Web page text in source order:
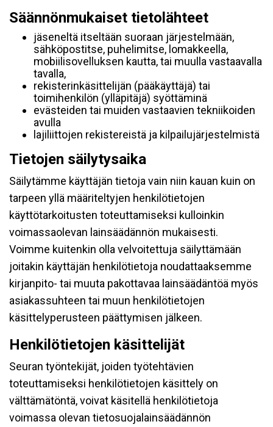
Säännönmukaiset tietolähteet
jäseneltä itseltään suoraan järjestelmään,
sähköpostitse, puhelimitse, lomakkeella,
mobiilisovelluksen kautta, tai muulla vastaavalla
tavalla,
rekisterinkäsittelijän (pääkäyttäjä) tai
toimihenkilön (ylläpitäjä) syöttäminä
evästeiden tai muiden vastaavien tekniikoiden
avulla
lajiliittojen rekistereistä ja kilpailujärjestelmistä
Tietojen säilytysaika
Säilytämme käyttäjän tietoja vain niin kauan kuin on
tarpeen yllä määriteltyjen henkilötietojen
käyttötarkoitusten toteuttamiseksi kulloinkin
voimassaolevan lainsäädännön mukaisesti.
Voimme kuitenkin olla velvoitettuja säilyttämään
joitakin käyttäjän henkilötietoja noudattaaksemme
kirjanpito- tai muuta pakottavaa lainsäädäntöä myös
asiakassuhteen tai muun henkilötietojen
käsittelyperusteen päättymisen jälkeen.
Henkilötietojen käsittelijät
Seuran työntekijät, joiden työtehtävien
toteuttamiseksi henkilötietojen käsittely on
välttämätöntä, voivat käsitellä henkilötietoja
voimassa olevan tietosuojalainsäädännön